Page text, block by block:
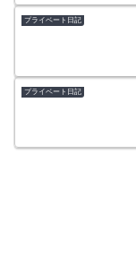
プライベート日記
プライベート日記